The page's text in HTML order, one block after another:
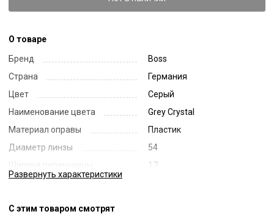
О товаре
Бренд
Boss
Страна
Германия
Цвет
Серый
Наименование цвета
Grey Crystal
Материал оправы
Пластик
Диаметр линзы
54
Ширина переносицы
17
Развернуть характеристики
С этим товаром смотрят